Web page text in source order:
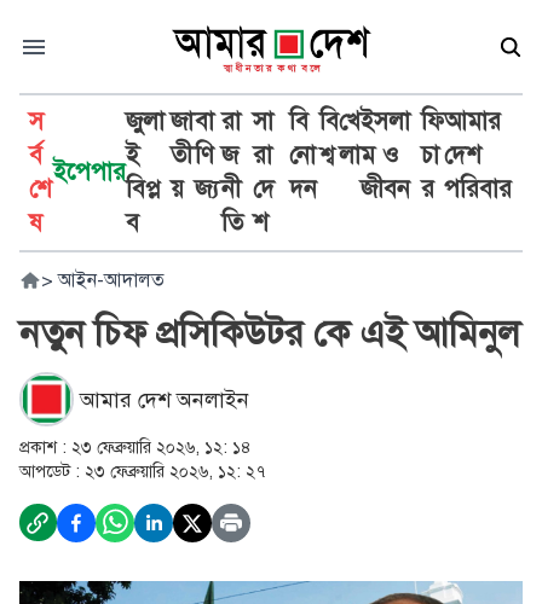
স
র্ব
শে
ষ
ইপেপার
জুলা
ই
বিপ্ল
ব
জা
তী
য়
বা
ণি
জ্য
রা
জ
নী
তি
সা
রা
দে
শ
বি
নো
দন
বি
শ্ব
খে
লা
ইসলা
ম ও
জীবন
ফি
চা
র
আমার
দেশ
পরিবার
> আইন-আদালত
নতুন চিফ প্রসিকিউটর কে এই আমিনুল
আমার দেশ অনলাইন
প্রকাশ : ২৩ ফেব্রুয়ারি ২০২৬, ১২: ১৪
আপডেট : ২৩ ফেব্রুয়ারি ২০২৬, ১২: ২৭